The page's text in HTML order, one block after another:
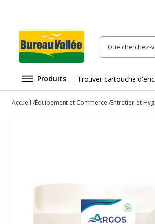
Produits Trouver cartouche
Accueil Équipement et Commerce Entretien et